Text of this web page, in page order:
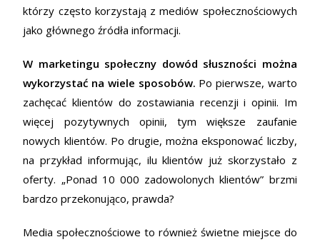
którzy często korzystają z mediów społecznościowych
jako głównego źródła informacji.
W marketingu społeczny dowód słuszności można
wykorzystać na wiele sposobów. Po pierwsze, warto
zachęcać klientów do zostawiania recenzji i opinii. Im
więcej pozytywnych opinii, tym większe zaufanie
nowych klientów. Po drugie, można eksponować liczby,
na przykład informując, ilu klientów już skorzystało z
oferty. „Ponad 10 000 zadowolonych klientów” brzmi
bardzo przekonująco, prawda?
Media społecznościowe to również świetne miejsce do